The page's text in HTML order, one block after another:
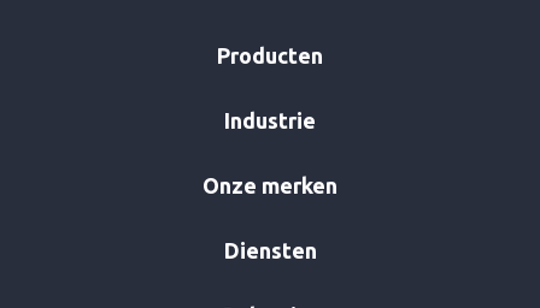
Producten
Industrie
Onze merken
Diensten